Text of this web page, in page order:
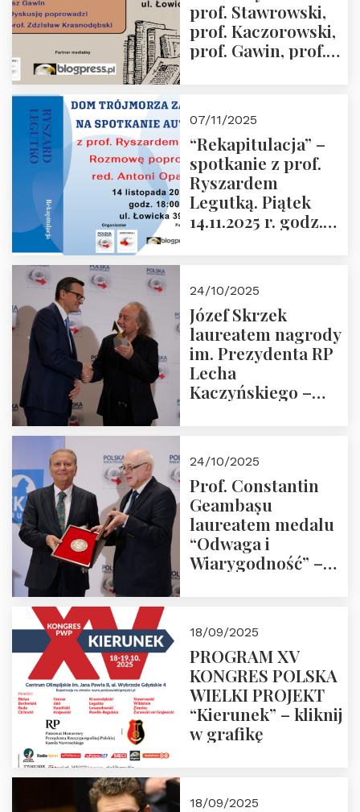
godz. 18:00.
prof. Stawrowski,
prof. Kaczorowski,
prof. Gawin, prof.
07/11/2025
“Rekapitulacja” –
spotkanie z prof.
Ryszardem
Legutką. Piątek
14.11.2025 r. godz.
24/10/2025
Józef Skrzek
laureatem nagrody
im. Prezydenta RP
Lecha
Kaczyńskiego –
24/10/2025
Prof. Constantin
Geambașu
laureatem medalu
“Odwaga i
Wiarygodność” –
18/09/2025
PROGRAM XV
KONGRES POLSKA
WIELKI PROJEKT
“Kierunek” – kliknij
w grafikę
18/09/2025